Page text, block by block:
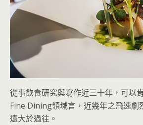
從事飲食研究與寫作近三十年，可以
Fine Dining領域言，近幾年之飛速劇
遠大於過往。